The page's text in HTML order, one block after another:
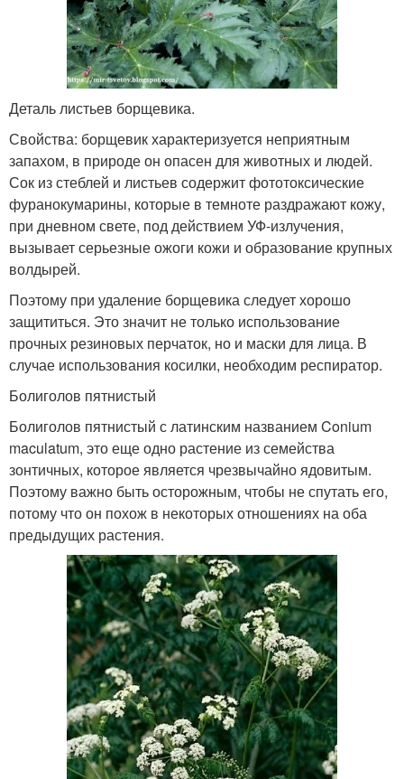
Деталь листьев борщевика.
Свойства: борщевик характеризуется неприятным
запахом, в природе он опасен для животных и людей.
Сок из стеблей и листьев содержит фототоксические
фуранокумарины, которые в темноте раздражают кожу,
при дневном свете, под действием УФ-излучения,
вызывает серьезные ожоги кожи и образование крупных
волдырей.
Поэтому при удаление борщевика следует хорошо
защититься. Это значит не только использование
прочных резиновых перчаток, но и маски для лица. В
случае использования косилки, необходим респиратор.
Болиголов пятнистый
Болиголов пятнистый с латинским названием Conium
maculatum, это еще одно растение из семейства
зонтичных, которое является чрезвычайно ядовитым.
Поэтому важно быть осторожным, чтобы не спутать его,
потому что он похож в некоторых отношениях на оба
предыдущих растения.